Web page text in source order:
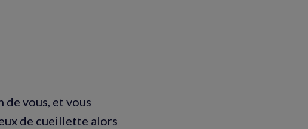
de vous, et vous
de cueillette alors